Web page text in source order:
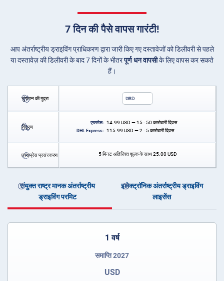
7 दिन की पैसे वापस गारंटी!
आप अंतर्राष्ट्रीय ड्राइविंग प्राधिकरण द्वारा जारी किए गए दस्तावेजों को डिलीवरी से पहले
या दस्तावेज़ की डिलीवरी के बाद 7 दिनों के भीतरपूर्ण धन वापसीके लिए वापस कर सकते
हैं।
भुगतान की मुद्रा USD
वितरण
एयरमेल: 14.99 USD — 15 - 50 कारोबारी दिवस
DHL Express: 115.99 USD — 2 - 5 कारोबारी दिवस
एक्सप्रेस प्रसंस्करण 5 मिनट अतिरिक्त शुल्क के साथ25.00 USD
संयुक्त राष्ट्र मानक अंतर्राष्ट्रीय
ड्राइविंग परमिट
इलेक्ट्रॉनिक अंतर्राष्ट्रीय ड्राइविंग
लाइसेंस
1 वर्ष
समाप्ति 2027
USD